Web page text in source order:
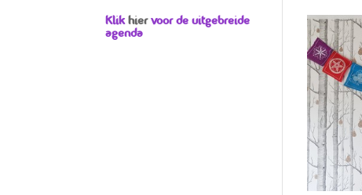
Klikhiervoor de uitgebreide
agenda